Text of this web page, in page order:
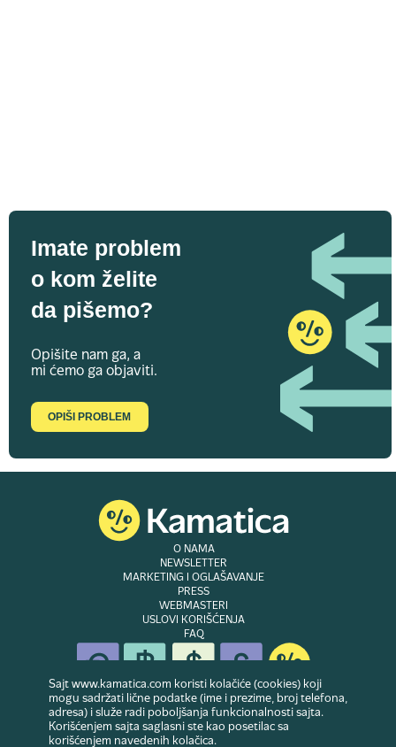
Imate problem
o kom želite
da pišemo?
Opišite nam ga, a
mi ćemo ga objaviti.
OPIŠI PROBLEM
O NAMA
NEWSLETTER
MARKETING I OGLAŠAVANJE
PRESS
WEBMASTERI
USLOVI KORIŠĆENJA
FAQ
© Copyright 2007-2026. Website developed & owned byDubes doo
zadržana
Sajt www.kamatica.com koristi kolačiće (cookies) koji
mogu sadržati lične podatke (ime i prezime, broj telefona,
adresa) i služe radi poboljšanja funkcionalnosti sajta.
Korišćenjem sajta saglasni ste kao posetilac sa
korišćenjem navedenih kolačica.